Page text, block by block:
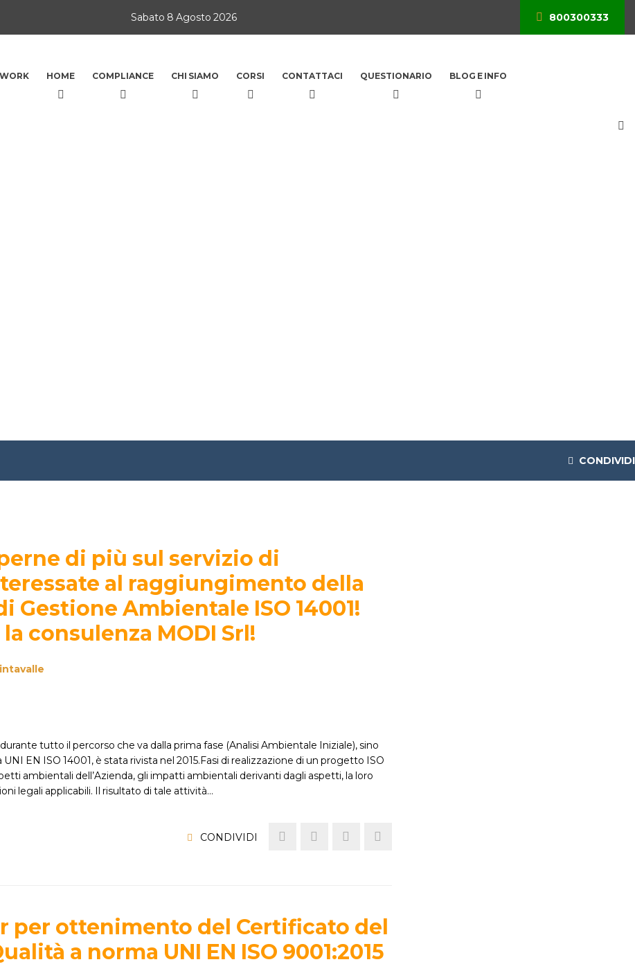
Sabato 8 Agosto 2026 800300333
HOME COMPLIANCE CHI SIAMO CORSI CONTATTACI QUESTIONARIO BLOG E INFO
CONDIVIDI
di più sul servizio di
al raggiungimento della
Ambientale ISO 14001!
consulenza MODI Srl!
tutto il percorso che va dalla prima fase (Analisi Ambientale Iniziale), sino
EN ISO 14001, è stata rivista nel 2015.Fasi di realizzazione di un progetto ISO
ambientali dell’Azienda, gli impatti ambientali derivanti dagli aspetti, la loro
legali applicabili. Il risultato di tale attività…
CONDIVIDI
per ottenimento del Certificato del
a norma UNI EN ISO 9001:2015